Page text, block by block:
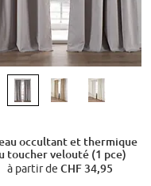
occultant et thermique
toucher velouté (1 pce)
à partir de CHF 34,95